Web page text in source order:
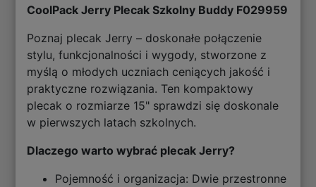
CoolPack Jerry Plecak Szkolny Buddy F029959
Poznaj plecak Jerry – doskonałe połączenie
stylu, funkcjonalności i wygody, stworzone z
myślą o młodych uczniach ceniących jakość i
praktyczne rozwiązania. Ten kompaktowy
plecak o rozmiarze 15" sprawdzi się doskonale
w pierwszych latach szkolnych.
Dlaczego warto wybrać plecak Jerry?
Pojemność i organizacja: Dwie przestronne